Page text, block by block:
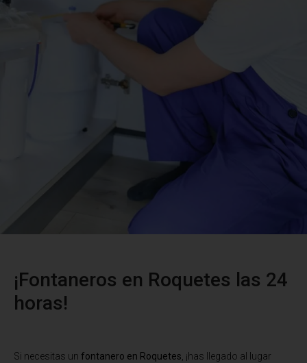
¡Fontaneros en Roquetes las 24
horas!
Si necesitas un fontanero en Roquetes , ¡has llegado al lugar